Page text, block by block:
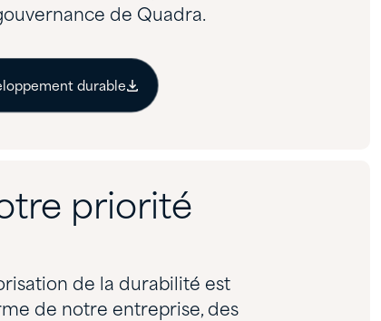
de Quadra.
durable
priorité
de la durabilité est
de notre entreprise, des